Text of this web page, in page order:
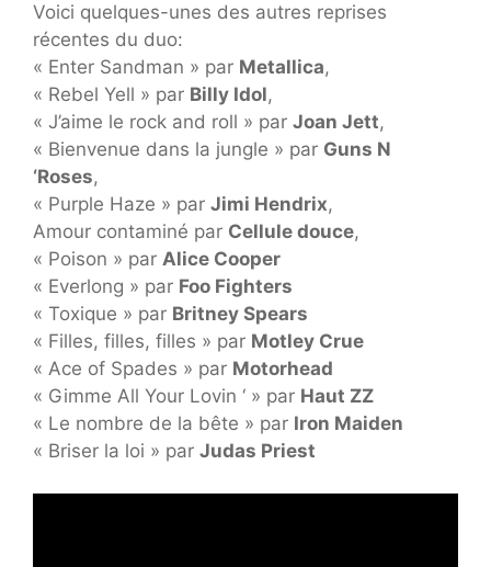
Voici quelques-unes des autres reprises
récentes du duo:
« Enter Sandman » par Metallica,
« Rebel Yell » par Billy Idol,
« J’aime le rock and roll » par Joan Jett,
« Bienvenue dans la jungle » par Guns N
‘Roses,
« Purple Haze » par Jimi Hendrix,
Amour contaminé par Cellule douce,
« Poison » par Alice Cooper
« Everlong » par Foo Fighters
« Toxique » par Britney Spears
« Filles, filles, filles » par Motley Crue
« Ace of Spades » par Motorhead
« Gimme All Your Lovin ‘ » par Haut ZZ
« Le nombre de la bête » par Iron Maiden
« Briser la loi » par Judas Priest